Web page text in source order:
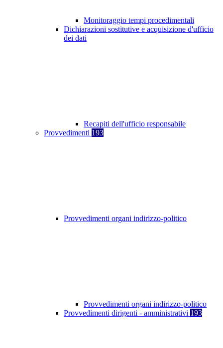
Monitoraggio tempi procedimentali
Dichiarazioni sostitutive e acquisizione d'ufficio
dei dati
Recapiti dell'ufficio responsabile
Provvedimenti 193
Provvedimenti organi indirizzo-politico
Provvedimenti organi indirizzo-politico
Provvedimenti dirigenti - amministrativi 193